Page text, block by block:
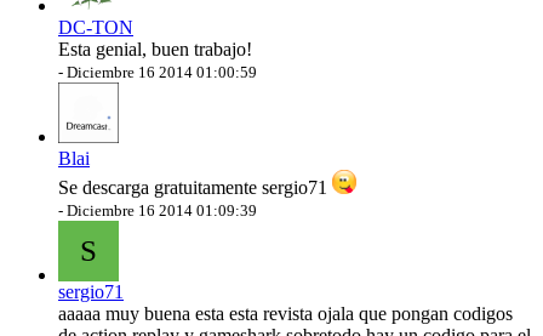
DC-TON
Esta genial, buen trabajo!
- Diciembre 16 2014 01:00:59
Blai
Se descarga gratuitamente sergio71
- Diciembre 16 2014 01:09:39
S
sergio71
aaaaa muy buena esta esta revista ojala que pongan codigos